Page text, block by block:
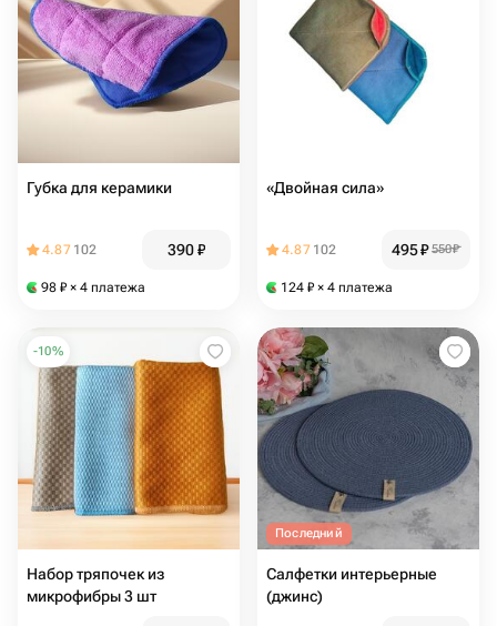
Губка для керамики
4.87 102 390₽
98 ₽ × 4 платежа
«Двойная сила»
4.87 102 495₽ 550₽
124 ₽ × 4 платежа
-10%
Набор тряпочек из
микрофибры 3 шт
Последний
Салфетки интерьерные
(джинс)